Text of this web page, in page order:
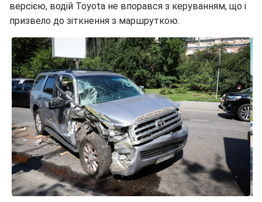
версією, водій Toyota не впорався з керуванням, що і
призвело до зіткнення з маршруткою.